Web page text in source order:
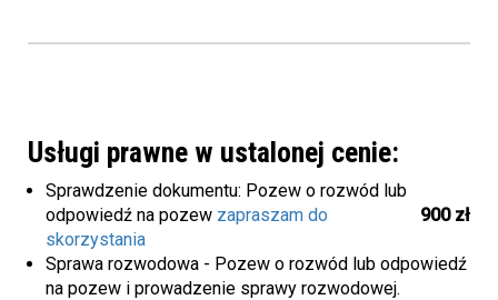
Usługi prawne w ustalonej cenie:
Sprawdzenie dokumentu: Pozew o rozwód lub
odpowiedź na pozew
900 zł
zapraszam do
skorzystania
Sprawa rozwodowa - Pozew o rozwód lub odpowiedź
na pozew i prowadzenie sprawy rozwodowej.